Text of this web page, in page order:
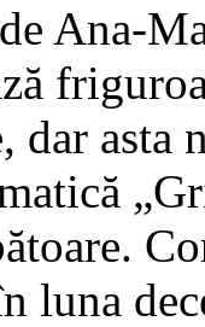
Ana-
dar
luna